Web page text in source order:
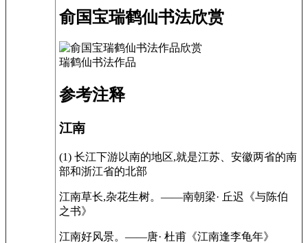
俞国宝瑞鹤仙书法欣赏
瑞鹤仙书法作品
参考注释
江南
(1) 长江下游以南的地区,就是江苏、安徽两省的南
部和浙江省的北部
江南草长,杂花生树。——南朝梁· 丘迟《与陈伯
之书》
江南好风景。——唐· 杜甫《江南逢李龟年》